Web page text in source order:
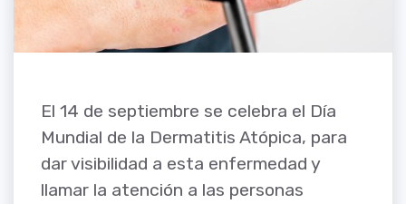
El 14 de septiembre se celebra el Día
Mundial de la Dermatitis Atópica, para
dar visibilidad a esta enfermedad y
llamar la atención a las personas